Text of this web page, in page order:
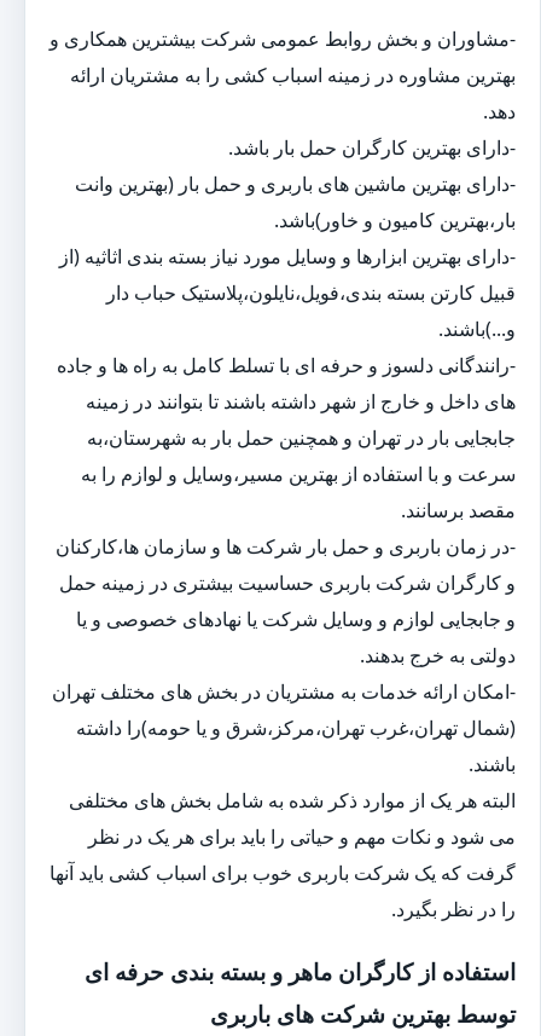
-مشاوران و بخش روابط عمومی شرکت بیشترین همکاری و
بهترین مشاوره در زمینه اسباب کشی را به مشتریان ارائه
دهد.
-دارای بهترین کارگران حمل بار باشد.
-دارای بهترین ماشین های باربری و حمل بار (بهترین وانت
بار،بهترین کامیون و خاور)باشد.
-دارای بهترین ابزارها و وسایل مورد نیاز بسته بندی اثاثیه (از
قبیل کارتن بسته بندی،فویل،نایلون،پلاستیک حباب دار
و...)باشند.
-رانندگانی دلسوز و حرفه ای با تسلط کامل به راه ها و جاده
های داخل و خارج از شهر داشته باشند تا بتوانند در زمینه
جابجایی بار در تهران و همچنین حمل بار به شهرستان،به
سرعت و با استفاده از بهترین مسیر،وسایل و لوازم را به
مقصد برسانند.
-در زمان باربری و حمل بار شرکت ها و سازمان ها،کارکنان
و کارگران شرکت باربری حساسیت بیشتری در زمینه حمل
و جابجایی لوازم و وسایل شرکت یا نهادهای خصوصی و یا
دولتی به خرج بدهند.
-امکان ارائه خدمات به مشتریان در بخش های مختلف تهران
(شمال تهران،غرب تهران،مرکز،شرق و یا حومه)را داشته
باشند.
البته هر یک از موارد ذکر شده به شامل بخش های مختلفی
می شود و نکات مهم و حیاتی را باید برای هر یک در نظر
گرفت که یک شرکت باربری خوب برای اسباب کشی باید آنها
را در نظر بگیرد.
استفاده از کارگران ماهر و بسته بندی حرفه ای
توسط بهترین شرکت های باربری